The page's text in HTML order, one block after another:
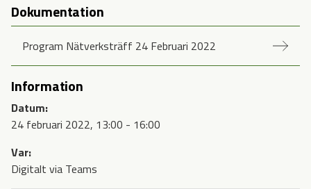
Dokumentation
Program Nätverksträff 24 Februari 2022
Information
Datum:
24 februari 2022, 13:00 - 16:00
Var:
Digitalt via Teams